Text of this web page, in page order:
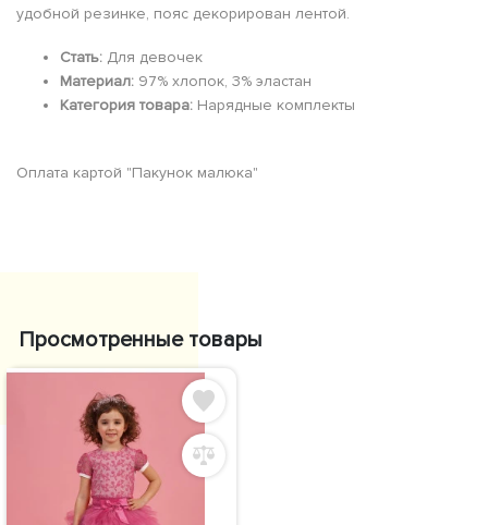
удобной резинке, пояс декорирован лентой.
Стать: Для девочек
Материал: 97% хлопок, 3% эластан
Категория товара: Нарядные комплекты
Оплата картой "Пакунок малюка"
Просмотренные товары